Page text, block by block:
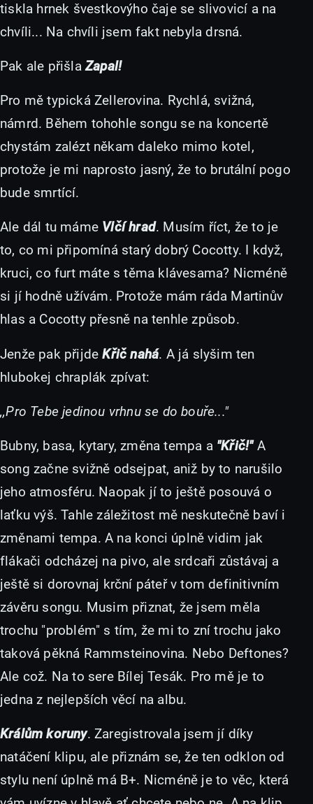
tiskla hrnek švestkovýho čaje se slivovicí a na
chvíli... Na chvíli jsem fakt nebyla drsná.
Pak ale přišlaZapal!
Pro mě typická Zellerovina. Rychlá, svižná,
námrd. Během tohohle songu se na koncertě
chystám zalézt někam daleko mimo kotel,
protože je mi naprosto jasný, že to brutální pogo
bude smrtící.
Ale dál tu máme Vlčí hrad. Musím říct, že to je
to, co mi připomíná starý dobrý Cocotty. I když,
kruci, co furt máte s těma klávesama? Nicméně
si jí hodně užívám. Protože mám ráda Martinův
hlas a Cocotty přesně na tenhle způsob.
Jenže pak přijdeKřič nahá. A já slyšim ten
hlubokej chraplák zpívat:
,,Pro Tebe jedinou vrhnu se do bouře..."
Bubny, basa, kytary, změna tempa a "Křič!"A
song začne svižně odsejpat, aniž by to narušilo
jeho atmosféru. Naopak jí to ještě posouvá o
laťku výš. Tahle záležitost mě neskutečně baví i
změnami tempa. A na konci úplně vidim jak
flákači odcházej na pivo, ale srdcaři zůstávaj a
ještě si dorovnaj krční páteř v tom definitivním
závěru songu. Musim přiznat, že jsem měla
trochu "problém" s tím, že mi to zní trochu jako
taková pěkná Rammsteinovina. Nebo Deftones?
Ale což. Na to sere Bílej Tesák. Pro mě je to
jedna z nejlepších věcí na albu.
Králům koruny. Zaregistrovala jsem jí díky
natáčení klipu, ale přiznám se, že ten odklon od
stylu není úplně má B+. Nicméně je to věc, která